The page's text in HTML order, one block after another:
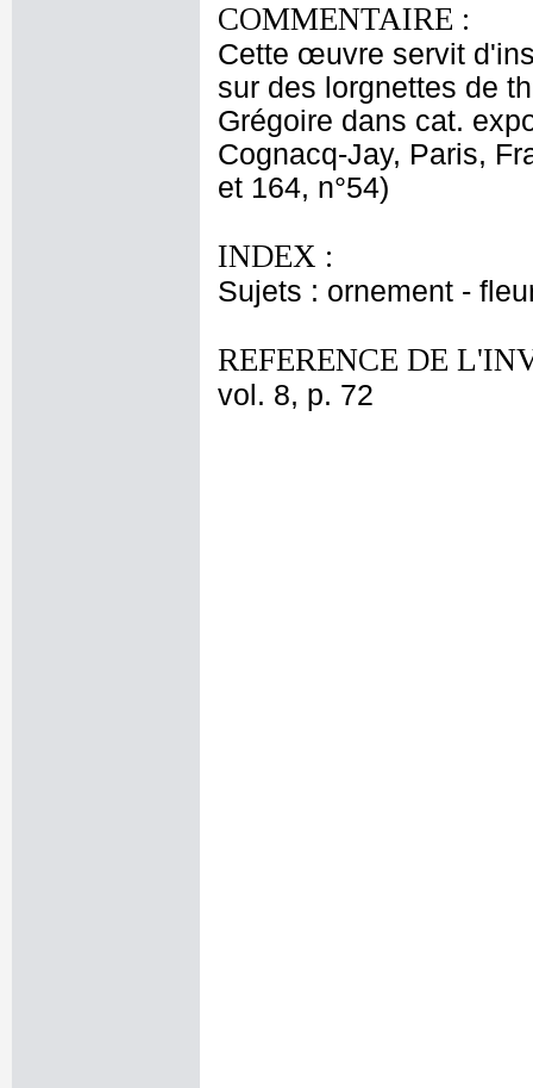
COMMENTAIRE :
Cette œuvre servit
sur des lorgnettes de
Grégoire dans cat.
Cognacq-Jay, Paris,
et 164, n°54)
INDEX :
Sujets : ornement -
REFERENCE DE
vol. 8, p. 72